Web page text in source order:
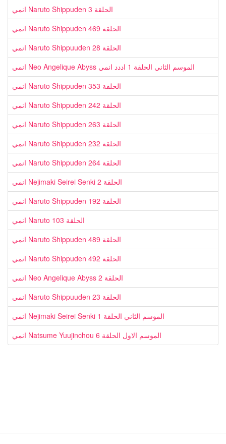
انمي Naruto Shippuden الحلقة 3
انمي Naruto Shippuden الحلقة 469
انمي Naruto Shippuuden الحلقة 28
انمي Neo Angelique Abyss الموسم الثاني الحلقة 1 اددد انمي
انمي Naruto Shippuden الحلقة 353
انمي Naruto Shippuden الحلقة 242
انمي Naruto Shippuden الحلقة 263
انمي Naruto Shippuden الحلقة 232
انمي Naruto Shippuden الحلقة 264
انمي Nejimaki Seirei Senki الحلقة 2
انمي Naruto Shippuden الحلقة 192
انمي Naruto الحلقة 103
انمي Naruto Shippuden الحلقة 489
انمي Naruto Shippuden الحلقة 492
انمي Neo Angelique Abyss الحلقة 2
انمي Naruto Shippuuden الحلقة 23
انمي Nejimaki Seirei Senki الموسم الثاني الحلقة 1
انمي Natsume Yuujinchou الموسم الاول الحلقة 6